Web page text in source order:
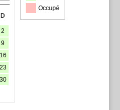
D
2
9
16
23
30
Occupé